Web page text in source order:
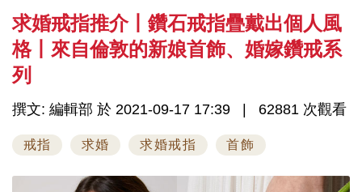
求婚戒指推介丨鑽石戒指疊戴出個人風
格丨來自倫敦的新娘首飾、婚嫁鑽戒系
列
撰文: 編輯部 於 2021-09-17 17:39 62881 次觀看
戒指 求婚 求婚戒指 首飾